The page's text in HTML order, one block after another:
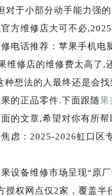
对于小部分动手能力强
方维修店大可不必
电话推荐：苹果手机电
维修店的维修费太高了,
种想法的人最终还是会
的正品零件.下面跟随果
的文章,希望对你有所帮
虑：2025-2026虹口区
设备维修市场呈现“原
授权网点仅2家，覆盖半